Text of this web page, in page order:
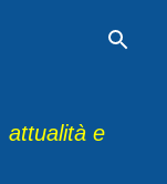
attualità e